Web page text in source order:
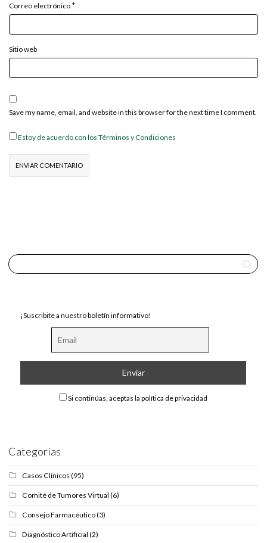
Correo electrónico *
Sitio web
Save my name, email, and website in this browser for the next time I comment.
Estoy de acuerdo con los Términos y Condiciones
¡Suscribite a nuestro boletín informativo!
Si continúas, aceptas la política de privacidad
Categorías
Casos Clínicos (95)
Comité de Tumores Virtual (6)
Consejo Farmacéutico(3)
Diagnóstico Artificial (2)